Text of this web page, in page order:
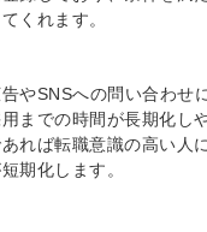
くれます。
やSNSへの問い合わせ
までの時間が長期化し
れば転職意識の高い人
期化します。